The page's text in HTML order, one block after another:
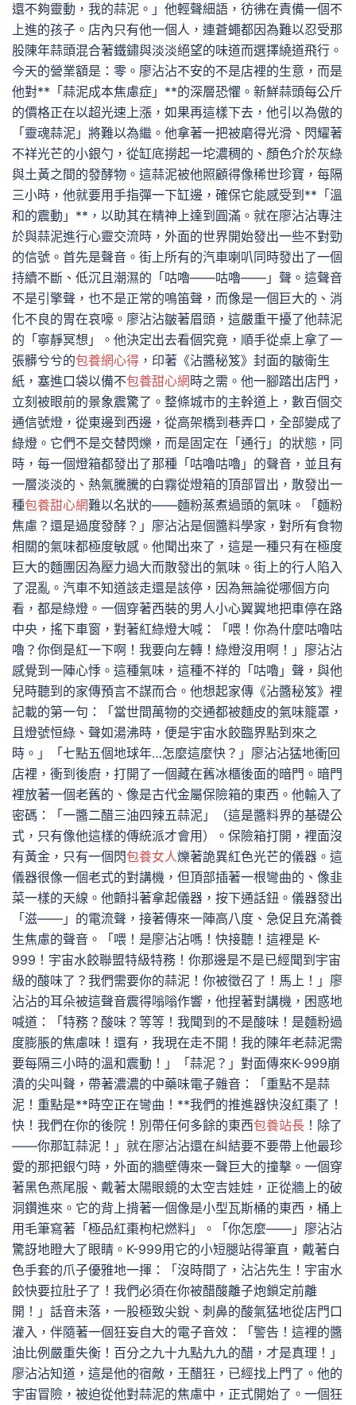
還不夠靈動，我的蒜泥。」他輕聲細語，彷彿在責備一個不
上進的孩子。店內只有他一個人，連蒼蠅都因為難以忍受那
股陳年蒜頭混合著鐵鏽與淡淡絕望的味道而選擇繞道飛行。
今天的營業額是：零。廖沾沾不安的不是店裡的生意，而是
他對**「蒜泥成本焦慮症」**的深層恐懼。新鮮蒜頭每公斤
的價格正在以超光速上漲，如果再這樣下去，他引以為傲的
「靈魂蒜泥」將難以為繼。他拿著一把被磨得光滑、閃耀著
不祥光芒的小銀勺，從缸底撈起一坨濃稠的、顏色介於灰綠
與土黃之間的發酵物。這蒜泥被他照顧得像稀世珍寶，每隔
三小時，他就要用手指彈一下缸邊，確保它能感受到**「溫
和的震動」**，以助其在精神上達到圓滿。就在廖沾沾專注
於與蒜泥進行心靈交流時，外面的世界開始發出一些不對勁
的信號。首先是聲音。街上所有的汽車喇叭同時發出了一個
持續不斷、低沉且潮濕的「咕嚕——咕嚕——」聲。這聲音
不是引擎聲，也不是正常的鳴笛聲，而像是一個巨大的、消
化不良的胃在哀嚎。廖沾沾皺著眉頭，這嚴重干擾了他蒜泥
的「寧靜冥想」。他決定出去看個究竟，順手從桌上拿了一
張髒兮兮的包養網心得 ，印著《沾醬秘笈》封面的皺衛生
紙，塞進口袋以備不包養甜心網 時之需。他一腳踏出店門，
立刻被眼前的景象震驚了。整條城市的主幹道上，數百個交
通信號燈，從東邊到西邊，從高架橋到巷弄口，全部變成了
綠燈。它們不是交替閃爍，而是固定在「通行」的狀態，同
時，每一個燈箱都發出了那種「咕嚕咕嚕」的聲音，並且有
一層淡淡的、熱氣騰騰的白霧從燈箱的頂部冒出，散發出一
種包養甜心網難以名狀的——麵粉蒸煮過頭的氣味。「麵粉
焦慮？還是過度發酵？」廖沾沾是個醬料學家，對所有食物
相關的氣味都極度敏感。他聞出來了，這是一種只有在極度
巨大的麵團因為壓力過大而散發出的氣味。街上的行人陷入
了混亂。汽車不知道該走還是該停，因為無論從哪個方向
看，都是綠燈。一個穿著西裝的男人小心翼翼地把車停在路
中央，搖下車窗，對著紅綠燈大喊：「喂！你為什麼咕嚕咕
嚕？你倒是紅一下啊！我要向左轉！綠燈沒用啊！」廖沾沾
感覺到一陣心悸。這種氣味，這種不祥的「咕嚕」聲，與他
兒時聽到的家傳預言不謀而合。他想起家傳《沾醬秘笈》裡
記載的第一句：「當世間萬物的交通都被麵皮的氣味籠罩，
且燈號恒綠、聲如湯沸時，便是宇宙水餃臨界點到來之
時。」「七點五個地球年…怎麼這麼快？」廖沾沾猛地衝回
店裡，衝到後廚，打開了一個藏在舊冰櫃後面的暗門。暗門
裡放著一個老舊的、像是古代金屬保險箱的東西。他輸入了
密碼：「一醬二醋三油四辣五蒜泥」（這是醬料界的基礎公
式，只有像他這樣的傳統派才會用）。保險箱打開，裡面沒
有黃金，只有一個閃包養女人爍著詭異紅色光芒的儀器。這
儀器很像一個老式的對講機，但頂部插著一根彎曲的、像韭
菜一樣的天線。他顫抖著拿起儀器，按下通話鈕。儀器發出
「滋——」的電流聲，接著傳來一陣高八度、急促且充滿養
生焦慮的聲音。「喂！是廖沾沾嗎！快接聽！這裡是 K-
999！宇宙水餃聯盟特級特務！你那邊是不是已經聞到宇宙
級的酸味了？我們需要你的蒜泥！你被徵召了！馬上！」廖
沾沾的耳朵被這聲音震得嗡嗡作響，他捏著對講機，困惑地
喊道：「特務？酸味？等等！我聞到的不是酸味！是麵粉過
度膨脹的焦慮味！還有，我現在走不開！我的陳年老蒜泥需
要每隔三小時的溫和震動！」「蒜泥？」對面傳來K-999崩
潰的尖叫聲，帶著濃濃的中藥味電子雜音：「重點不是蒜
泥！重點是**時空正在彎曲！**我們的推進器快沒紅棗了！
快！我們在你的後院！別帶任何多餘的東西包養站長 ！除了
——你那缸蒜泥！」就在廖沾沾還在糾結要不要帶上他最珍
愛的那把銀勺時，外面的牆壁傳來一聲巨大的撞擊。一個穿
著黑色燕尾服、戴著太陽眼鏡的太空吉娃娃，正從牆上的破
洞鑽進來。它的背上揹著一個像是小型瓦斯桶的東西，桶上
用毛筆寫著「極品紅棗枸杞燃料」。「你怎麼——」廖沾沾
驚訝地瞪大了眼睛。K-999用它的小短腿站得筆直，戴著白
色手套的爪子優雅地一揮：「沒時間了，沾沾先生！宇宙水
餃快要拉肚子了！我們必須在你被醋酸離子炮鎖定前離
開！」話音未落，一股極致尖銳、刺鼻的酸氣猛地從店門口
灌入，伴隨著一個狂妄自大的電子音效：「警告！這裡的醬
油比例嚴重失衡！百分之九十九點九九的醋，才是真理！」
廖沾沾知道，這是他的宿敵，王醋狂，已經找上門了。他的
宇宙冒險，被迫從他對蒜泥的焦慮中，正式開始了。一個狂